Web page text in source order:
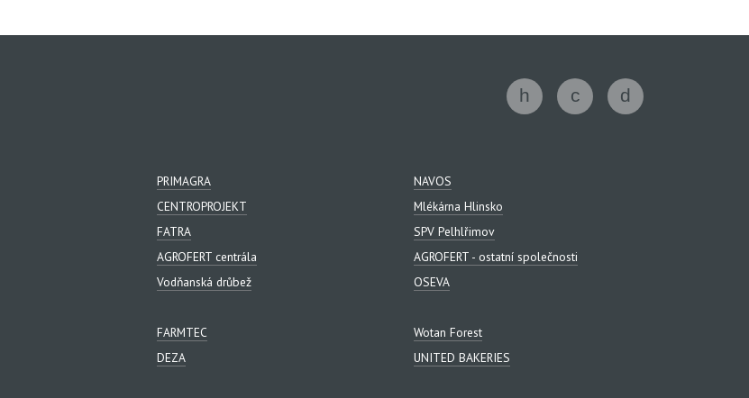
PRIMAGRA
NAVOS
CENTROPROJEKT
Mlékárna Hlinsko
FATRA
SPV Pelhlřimov
AGROFERT centrála
AGROFERT - ostatní společnosti
Vodňanská drůbež
OSEVA
FARMTEC
Wotan Forest
DEZA UNITED BAKERIES